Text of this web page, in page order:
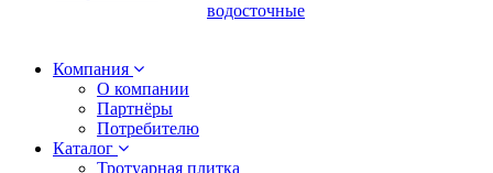
водосточные
Компания
О компании
Партнёры
Потребителю
Каталог
Тротуарная плитка